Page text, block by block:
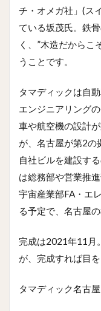
チ・オメガ社」(ス
ている坂茂氏。鉄
く、”木造だからこ
うことです。
タマディックは自
エンジニアリング
車や航空機の設計
が、名古屋が第2の
自社ビルを建設す
は総務部や営業推
宇宙産業部FA・エ
る予定で、名古屋
完成は2021年11月
が、完成すれば目
タマディック名古